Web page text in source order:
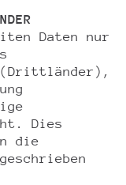
Daten nur
(Drittländer),
Dies
die